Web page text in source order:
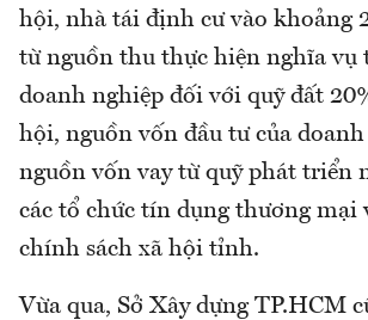
hội, nhà tái định cư vào khoảng
từ nguồn thu thực hiện nghĩa vụ
doanh nghiệp đối với quỹ đất
hội, nguồn vốn đầu tư của
nguồn vốn vay từ quỹ phát triển
các tổ chức tín dụng thương mại
chính sách xã hội tỉnh.
Vừa qua, Sở Xây dựng TP.HCM